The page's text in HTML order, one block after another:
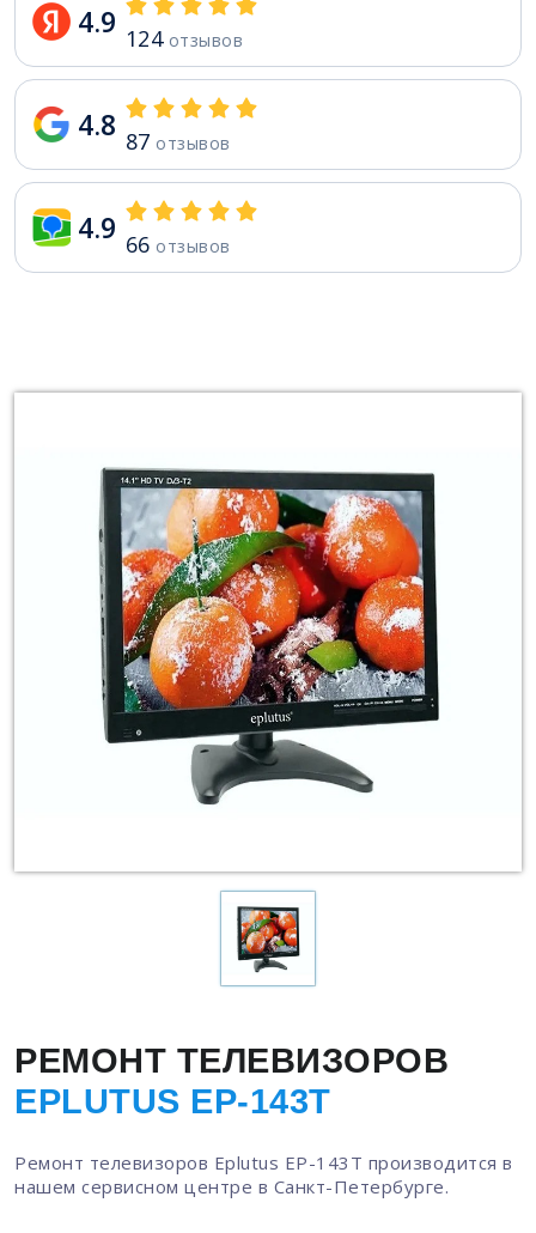
4.9 124отзывов
4.8 87 отзывов
4.9 66 отзывов
РЕМОНТ ТЕЛЕВИЗОРОВ
EPLUTUS EP-143T
Ремонт телевизоров Eplutus EP-143T производится в
нашем сервисном центре в Санкт-Петербурге.